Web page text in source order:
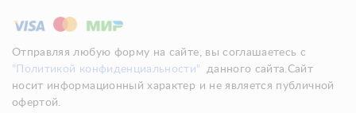
Отправляя любую форму на сайте, вы соглашаетесь с
"Политикой конфиденциальности"
данного сайта.Сайт
носит информационный характер и не является публичной
офертой.